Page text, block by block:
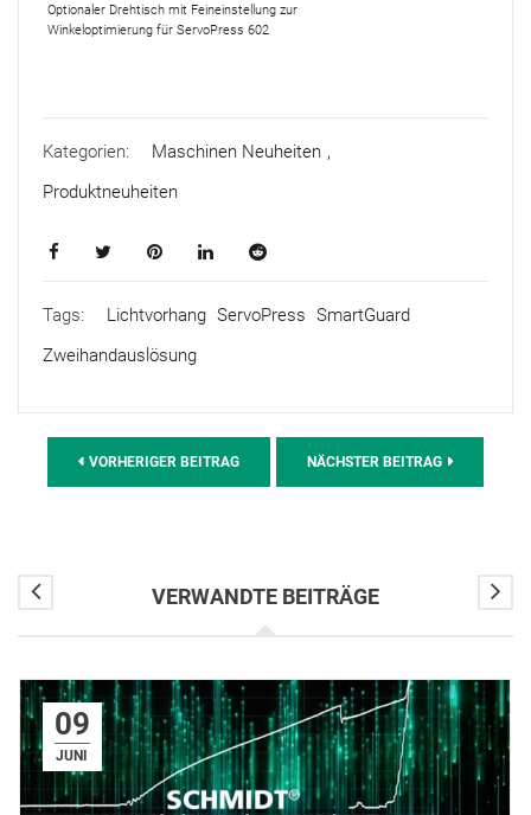
Optionaler Drehtisch mit Feineinstellung zur
Winkeloptimierung für ServoPress 602
Kategorien: Maschinen Neuheiten ,
Produktneuheiten
Tags: Lichtvorhang ServoPress SmartGuard
Zweihandauslösung
VORHERIGER BEITRAG NÄCHSTER BEITRAG
VERWANDTE BEITRÄGE
09
JUNI